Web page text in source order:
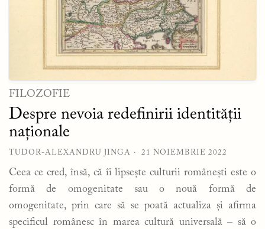
FILOZOFIE
Despre nevoia redefinirii identității
naționale
TUDOR-ALEXANDRU JINGA 21 NOIEMBRIE 2022
Ceea ce cred, însă, că îi lipsește culturii românești este o
formă de omogenitate sau o nouă formă de
omogenitate, prin care să se poată actualiza și afirma
specificul românesc în marea cultură universală – să o